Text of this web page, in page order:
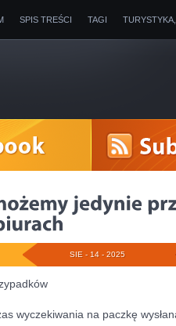
SPIS TREŚCI TAGI
SIE - 14 - 2025
wyczekiwania na paczkę